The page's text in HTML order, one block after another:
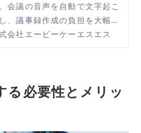
会議の音声を自動で文字起こ
、議事録作成の負担を大幅に
できます。本記事では、おす
会社エービーケーエスエス
る必要性とメリッ